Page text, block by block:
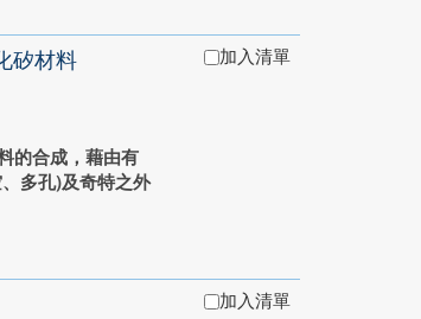
矽材料
的合成，藉由有
多孔)及奇特之外
加入清單
加入清單